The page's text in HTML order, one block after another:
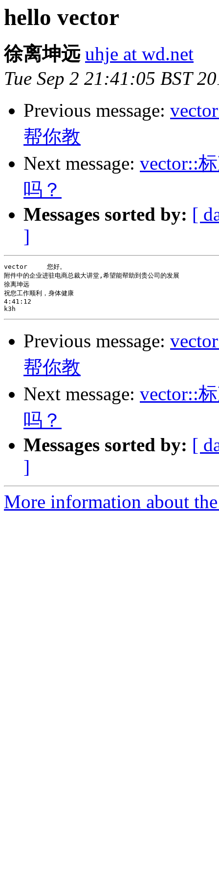
hello vector
徐离坤远 uhje at wd.net
Tue Sep 2 21:41:05 BST
Previous message:
帮你教
Next message: vector::
吗？
Messages sorted by: [
]
vector     您好。
附件中的企业进驻电商总裁大讲堂,希望能帮助到贵公司的发展
徐离坤远
祝您工作顺利，身体健康
4:41:12
Previous message:
帮你教
Next message: vector::
吗？
Messages sorted by: [
]
More information about